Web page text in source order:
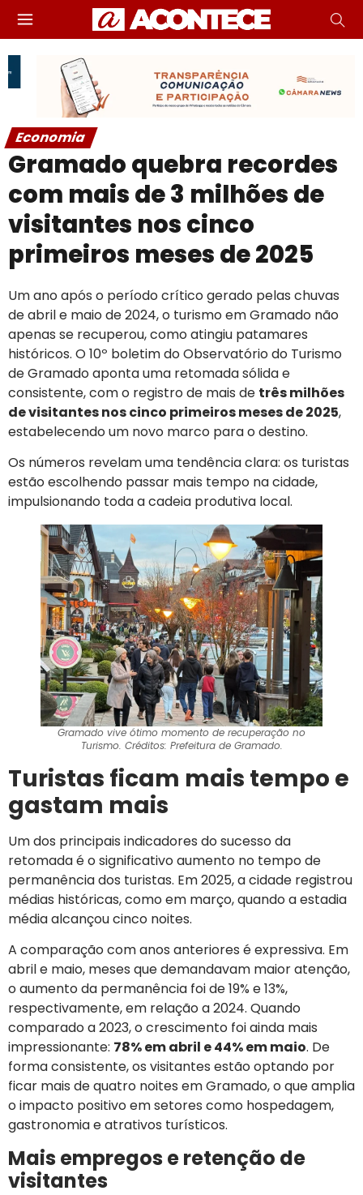
Economia
Gramado quebra recordes
com mais de 3 milhões de
visitantes nos cinco
primeiros meses de 2025
Um ano após o período crítico gerado pelas chuvas
de abril e maio de 2024, o turismo em Gramado não
apenas se recuperou, como atingiu patamares
históricos. O 10º boletim do Observatório do Turismo
de Gramado aponta uma retomada sólida e
consistente, com o registro de mais de três milhões
de visitantes nos cinco primeiros meses de 2025,
estabelecendo um novo marco para o destino.
Os números revelam uma tendência clara: os turistas
estão escolhendo passar mais tempo na cidade,
impulsionando toda a cadeia produtiva local.
Gramado vive ótimo momento de recuperação no
Turismo. Créditos: Prefeitura de Gramado.
Turistas ficam mais tempo e
gastam mais
Um dos principais indicadores do sucesso da
retomada é o significativo aumento no tempo de
permanência dos turistas. Em 2025, a cidade registrou
médias históricas, como em março, quando a estadia
média alcançou cinco noites.
A comparação com anos anteriores é expressiva. Em
abril e maio, meses que demandavam maior atenção,
o aumento da permanência foi de 19% e 13%,
respectivamente, em relação a 2024. Quando
comparado a 2023, o crescimento foi ainda mais
impressionante: 78% em abril e 44% em maio. De
forma consistente, os visitantes estão optando por
ficar mais de quatro noites em Gramado, o que amplia
o impacto positivo em setores como hospedagem,
gastronomia e atrativos turísticos.
Mais empregos e retenção de
visitantes